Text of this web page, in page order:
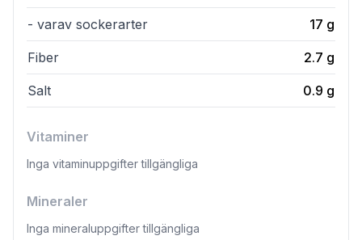
- varav sockerarter 17 g
Fiber 2.7 g
Salt 0.9 g
Vitaminer
Inga vitaminuppgifter tillgängliga
Mineraler
Inga mineraluppgifter tillgängliga